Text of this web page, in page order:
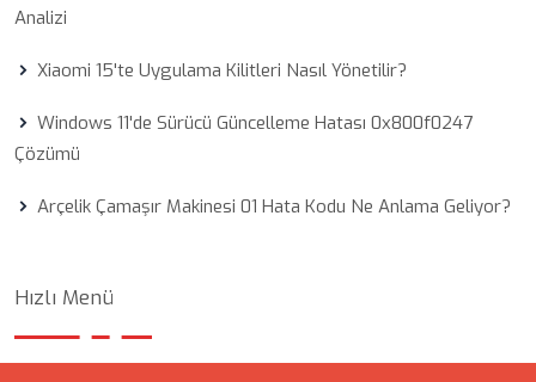
Analizi
Xiaomi 15'te Uygulama Kilitleri Nasıl Yönetilir?
Windows 11'de Sürücü Güncelleme Hatası 0x800f0247
Çözümü
Arçelik Çamaşır Makinesi 01 Hata Kodu Ne Anlama Geliyor?
Hızlı Menü